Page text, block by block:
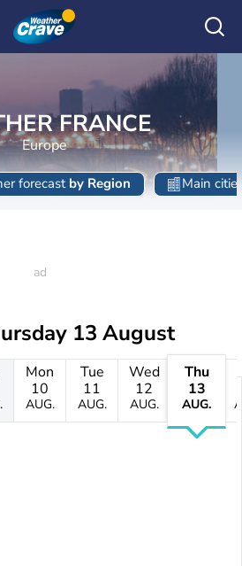
FRANCE
Europe
forecastby Region Main
13 August
Mon
10
AUG.
Tue
11
AUG.
Wed
12
AUG.
Thu
13
AUG.